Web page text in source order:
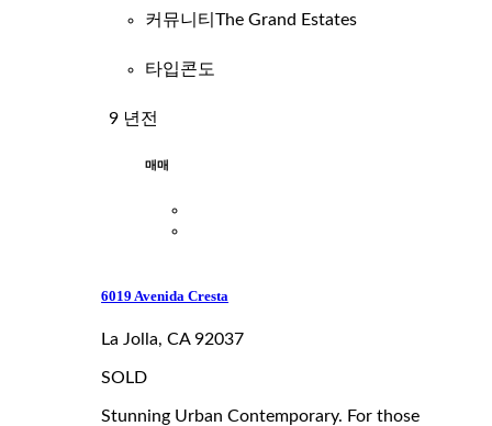
커뮤니티The Grand Estates
타입콘도
9 년전
매매
6019 Avenida Cresta
La Jolla, CA 92037
SOLD
Stunning Urban Contemporary. For those